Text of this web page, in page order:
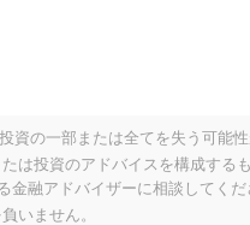
や初期採用者がプラットフォー
合したユーザーフレンドリーな
インの初期配布は、2021年10
できるようにしました。これら
台を整えました。
の一部または全てを失う可能性
は投資のアドバイスを構成する
融アドバイザーに相談してくだ
いません。